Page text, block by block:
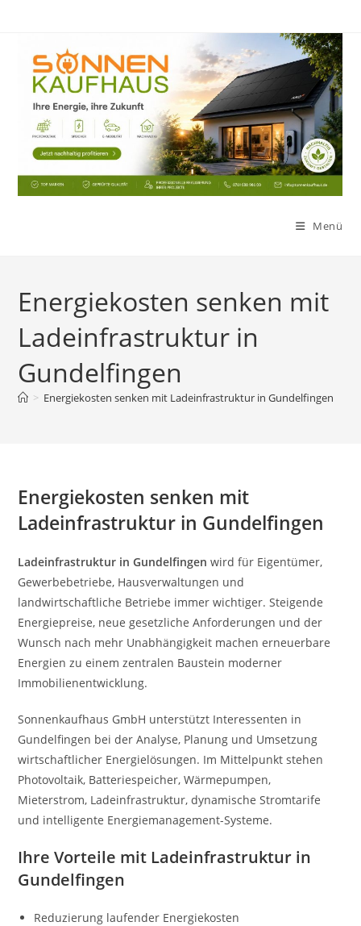
Menü
Energiekosten senken mit
Ladeinfrastruktur in
Gundelfingen
> Energiekosten senken mit Ladeinfrastruktur in Gundelfingen
Energiekosten senken mit
Ladeinfrastruktur in Gundelfingen
Ladeinfrastruktur in Gundelfingen wird für Eigentümer,
Gewerbebetriebe, Hausverwaltungen und
landwirtschaftliche Betriebe immer wichtiger. Steigende
Energiepreise, neue gesetzliche Anforderungen und der
Wunsch nach mehr Unabhängigkeit machen erneuerbare
Energien zu einem zentralen Baustein moderner
Immobilienentwicklung.
Sonnenkaufhaus GmbH unterstützt Interessenten in
Gundelfingen bei der Analyse, Planung und Umsetzung
wirtschaftlicher Energielösungen. Im Mittelpunkt stehen
Photovoltaik, Batteriespeicher, Wärmepumpen,
Mieterstrom, Ladeinfrastruktur, dynamische Stromtarife
und intelligente Energiemanagement-Systeme.
Ihre Vorteile mit Ladeinfrastruktur in
Gundelfingen
Reduzierung laufender Energiekosten